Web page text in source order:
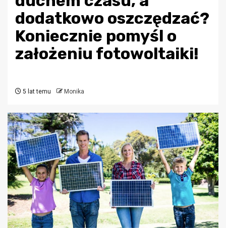
dodatkowo oszczędzać?
Koniecznie pomyśl o
założeniu fotowoltaiki!
5 lat temu Monika